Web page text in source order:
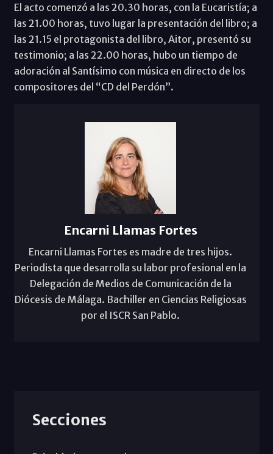
El acto comenzó a las 20.30 horas, con la Eucaristía; a
las 21.00 horas, tuvo lugar la presentación del libro; a
las 21.15 el protagonista del libro, Aitor, presentó su
testimonio; a las 22.00 horas, hubo un tiempo de
adoración al Santísimo con música en directo de los
compositores del “CD del Perdón”.
Encarni Llamas Fortes
Encarni Llamas Fortes es madre de tres hijos.
Periodista que desarrolla su labor profesional en la
Delegación de Medios de Comunicación de la
Diócesis de Málaga. Bachiller en Ciencias Religiosas
por el ISCR San Pablo.
Secciones